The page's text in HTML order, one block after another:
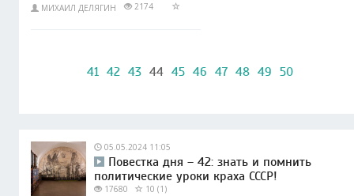
МИХАИЛ ДЕЛЯГИН 2174
41 42 43 44 45 46 47 48 49 50
05.05.2024 11:05
Повестка дня – 42: знать и помнить
политические уроки краха СССР!
17680 10 (1)